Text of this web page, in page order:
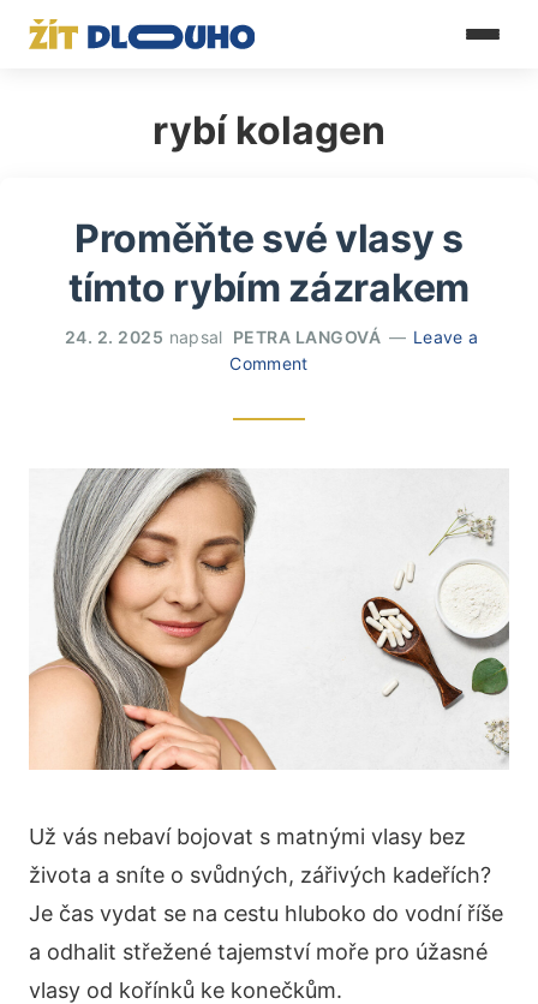
rybí kolagen
Proměňte své vlasy s
tímto rybím zázrakem
24. 2. 2025 napsal PETRA LANGOVÁ
Leave a
Comment
Už vás nebaví bojovat s matnými vlasy bez
života a sníte o svůdných, zářivých kadeřích?
Je čas vydat se na cestu hluboko do vodní říše
a odhalit střežené tajemství moře pro úžasné
vlasy od kořínků ke konečkům.